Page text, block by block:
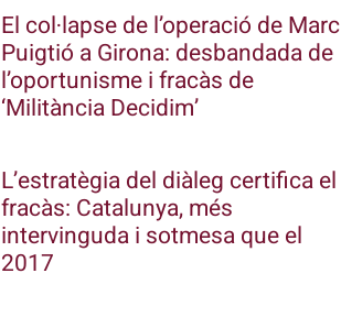
El col·lapse de l’operació de Marc
Puigtió a Girona: desbandada de
l’oportunisme i fracàs de
‘Militància Decidim’
L’estratègia del diàleg certifica el
fracàs: Catalunya, més
intervinguda i sotmesa que el
2017